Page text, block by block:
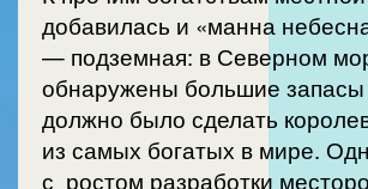
добавилась и «манна
— подземная: в Северном
обнаружены большие
должно было сделать
из самых богатых в мире.
с ростом разработки